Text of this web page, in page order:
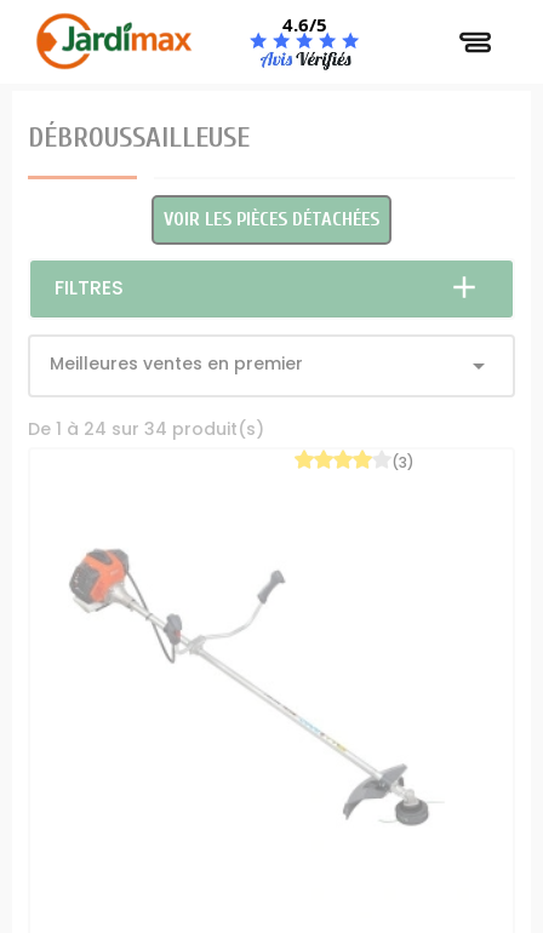
4.6/5
DÉBROUSSAILLEUSE
VOIR LES PIÈCES DÉTACHÉES
FILTRES
Meilleures ventes en premier 
De 1 à 24 sur 34 produit(s)
(3)
Panneau de gestion des cookies